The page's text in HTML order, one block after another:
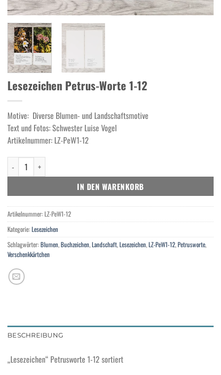
Lesezeichen Petrus-Worte 1-12
Motive: Diverse Blumen- und Landschaftsmotive
Text und Fotos: Schwester Luise Vogel
Artikelnummer: LZ-PeW1-12
Lesezeichen Petrus-Worte 1-12 Menge
IN DEN WARENKORB
Artikelnummer: LZ-PeW1-12
Kategorie: Lesezeichen
Schlagwörter: Blumen,Buchzeichen,Landschaft,Lesezeichen,LZ-PeW1-12,Petrusworte,
Verschenkkärtchen
BESCHREIBUNG
„Lesezeichen“ Petrusworte 1-12 sortiert